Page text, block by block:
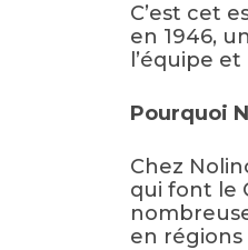
C’est cet
en 1946,
l’équipe
Pourquoi
Chez
qui font le
en régions